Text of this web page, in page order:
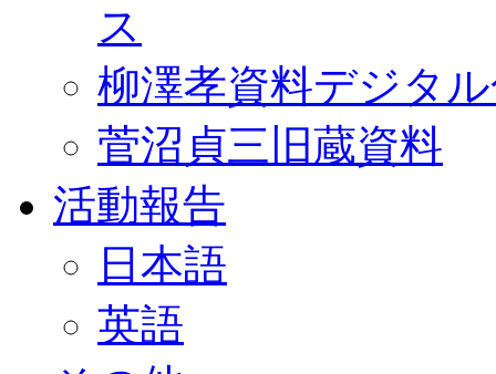
ス
柳澤孝資料デジタ
菅沼貞三旧蔵資料
活動報告
日本語
英語